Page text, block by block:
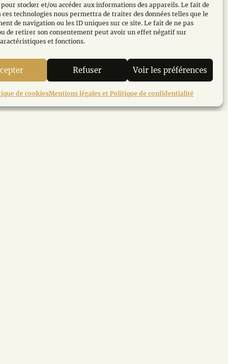
pour stocker et/ou accéder aux informations des appareils. Le fait de
ces technologies nous permettra de traiter des données telles que le
de navigation ou les ID uniques sur ce site. Le fait de ne pas
de retirer son consentement peut avoir un effet négatif sur
et fonctions.
Refuser Voir les préférences
de cookiesMentions légales et Politique de confidentialité